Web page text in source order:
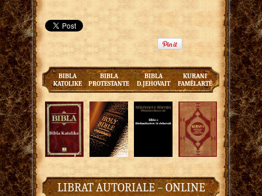
BIBLA
KATOLIKE
BIBLA
PROTESTANTE
BIBLA
D.JEHOVAIT
KURANI
FAMËLARTË
LIBRAT AUTORIALE – ONLINE